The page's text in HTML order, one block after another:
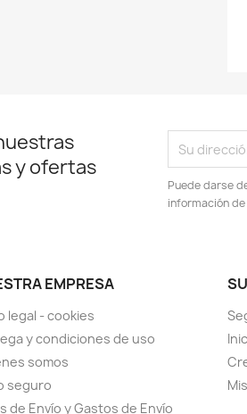
y ofertas
Puede darse
información
EMPRESA
legal - cookies
y condiciones de uso
somos
seguro
de Envío y Gastos de Envío